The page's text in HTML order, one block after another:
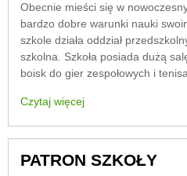
Obecnie mieści się w
bardzo dobre warunki nauki
szkole działa oddział
szkolna. Szkoła posiada dużą
boisk do gier zespołowych i
Czytaj więcej
PATRON SZKOŁY